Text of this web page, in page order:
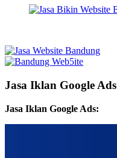
Jasa Iklan Google Ads
Jasa Iklan Google Ads: